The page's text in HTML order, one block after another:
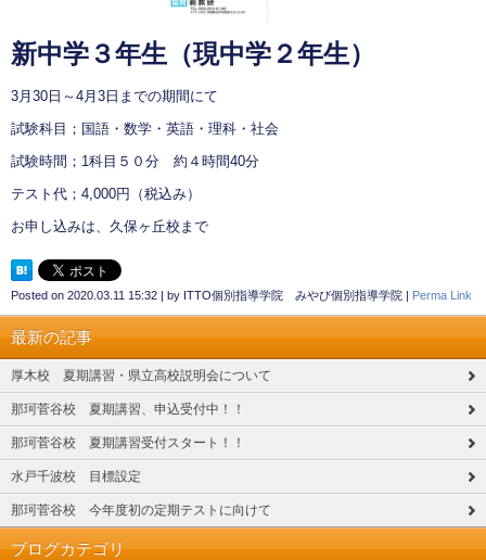
新中学３年生（現中学２年生）
3月30日～4月3日までの期間にて
試験科目；国語・数学・英語・理科・社会
試験時間；1科目５０分 約４時間40分
テスト代；4,000円（税込み）
お申し込みは、久保ヶ丘校まで
Posted on 2020.03.11 15:32 by ITTO個別指導学院 みやび個別指導学院 Perma Link
最新の記事
厚木校 夏期講習・県立高校説明会について
那珂菅谷校 夏期講習、申込受付中！！
那珂菅谷校 夏期講習受付スタート！！
水戸千波校 目標設定
那珂菅谷校 今年度初の定期テストに向けて
ブログカテゴリ